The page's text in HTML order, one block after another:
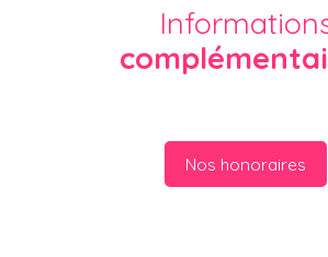
Nos honoraires